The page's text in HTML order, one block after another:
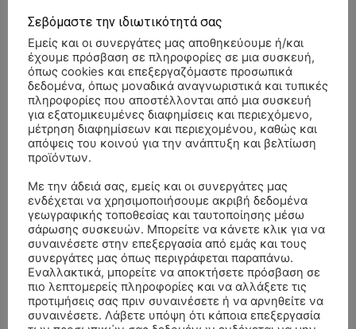
- Advertisment -
Σεβόμαστε την ιδιωτικότητά σας
Εμείς και οι συνεργάτες μας αποθηκεύουμε ή/και
έχουμε πρόσβαση σε πληροφορίες σε μια συσκευή,
όπως cookies και επεξεργαζόμαστε προσωπικά
δεδομένα, όπως μοναδικά αναγνωριστικά και τυπικές
πληροφορίες που αποστέλλονται από μια συσκευή
για εξατομικευμένες διαφημίσεις και περιεχόμενο,
μέτρηση διαφημίσεων και περιεχομένου, καθώς και
απόψεις του κοινού για την ανάπτυξη και βελτίωση
προϊόντων.
Με την άδειά σας, εμείς και οι συνεργάτες μας
ενδέχεται να χρησιμοποιήσουμε ακριβή δεδομένα
γεωγραφικής τοποθεσίας και ταυτοποίησης μέσω
σάρωσης συσκευών. Μπορείτε να κάνετε κλικ για να
συναινέσετε στην επεξεργασία από εμάς και τους
συνεργάτες μας όπως περιγράφεται παραπάνω.
Εναλλακτικά, μπορείτε να αποκτήσετε πρόσβαση σε
πιο λεπτομερείς πληροφορίες και να αλλάξετε τις
προτιμήσεις σας πριν συναινέσετε ή να αρνηθείτε να
συναινέσετε. Λάβετε υπόψη ότι κάποια επεξεργασία